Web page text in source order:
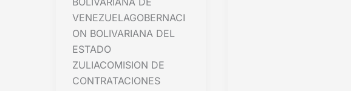
VENEZUELAGOBERNACI
ON BOLIVARIANA DEL
ESTADO
ZULIACOMISION DE
CONTRATACIONES